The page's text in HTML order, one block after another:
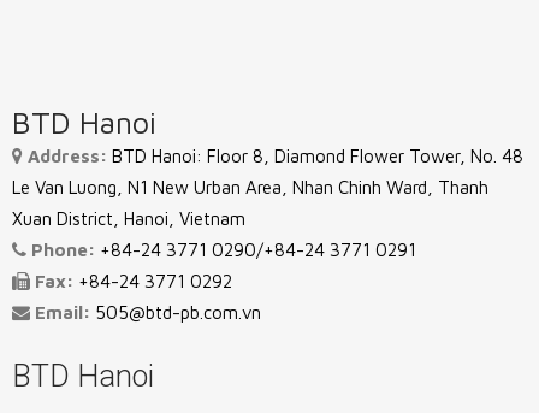
BTD Hanoi
Address: BTD Hanoi: Floor 8, Diamond Flower Tower, No. 48
Le Van Luong, N1 New Urban Area, Nhan Chinh Ward, Thanh
Xuan District, Hanoi, Vietnam
Phone: +84-24 3771 0290/+84-24 3771 0291
Fax: +84-24 3771 0292
Email: 505@btd-pb.com.vn
BTD Hanoi